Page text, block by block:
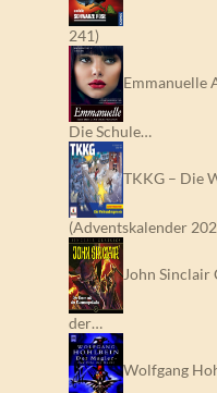
241)
Emmanuelle
Die Schule…
TKKG – Die
(Adventskalender
John Sinclair
der…
Wolfgang